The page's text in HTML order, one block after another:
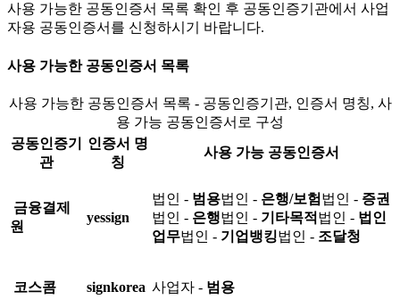
사용 가능한 공동인증서 목록 확인 후 공동인증기관에서 사업
자용 공동인증서를 신청하시기 바랍니다.
사용 가능한 공동인증서 목록
사용 가능한 공동인증서 목록 - 공동인증기관, 인증서 명칭, 사
용 가능 공동인증서로 구성
공동인증기
관
인증서 명
칭
사용 가능 공동인증서
금융결제
원
yessign
법인 - 범용법인 - 은행/보험 법인 - 증권
법인 - 은행법인 - 기타목적 법인 - 법인
업무법인 - 기업뱅킹법인 - 조달청
코스콤 signkorea 사업자 - 범용